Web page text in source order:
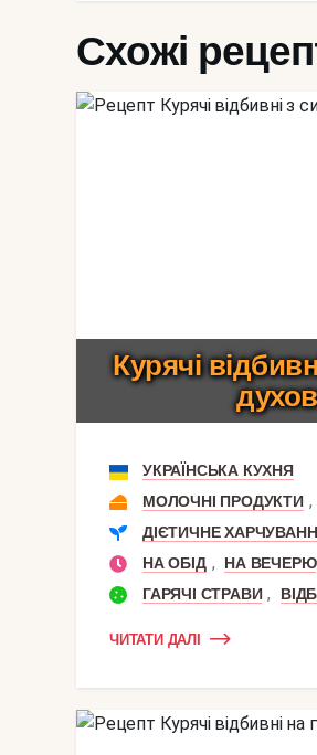
Схожі
Курячі
УКРАЇНСЬКА КУХНЯ
МОЛОЧНІ ПРОДУКТИ ,
ДІЄТИЧНЕ
НА ОБІД ,
НА ВЕЧЕРЮ
ГАРЯЧІ СТРАВИ ,
ЧИТАТИ ДАЛІ